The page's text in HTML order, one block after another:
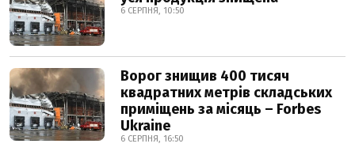
6 СЕРПНЯ, 10:50
Ворог знищив 400 тисяч
квадратних метрів складських
приміщень за місяць – Forbes
Ukraine
6 СЕРПНЯ, 16:50